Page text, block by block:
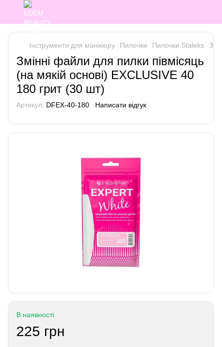
Інструменти для манікюру Пилочки Пилочки Staleks
Змінні файли для пилки півмісяць
(на мякій основі) EXCLUSIVE 40
180 грит (30 шт)
Артикул: DFEX-40-180 Написати відгук
В наявності
225 грн